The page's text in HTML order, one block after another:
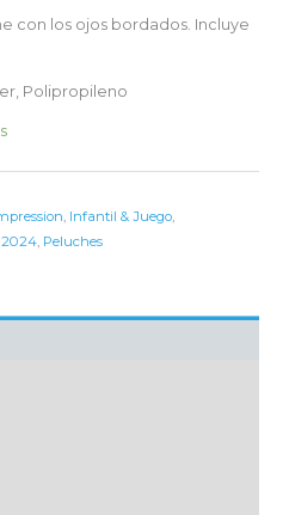
con los ojos bordados. Incluye
Polipropileno
, Infantil & Juego,
2024, Peluches